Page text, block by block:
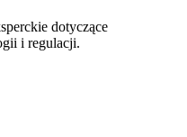
dotyczące
i regulacji.